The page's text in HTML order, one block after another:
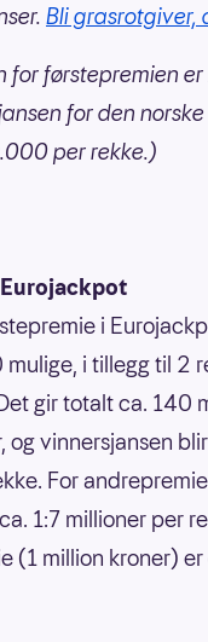
Bli grasrotgiver,
for førstepremien
for den
per rekke.)
i
i tillegg til 2
gir totalt ca. 140
og vinnersjansen
For
1:7 millioner per
(1 million kroner)